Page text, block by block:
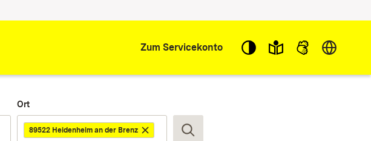
Zum Servicekonto Sprache
Ort
89522 Heidenheim an der Brenz
Suchen